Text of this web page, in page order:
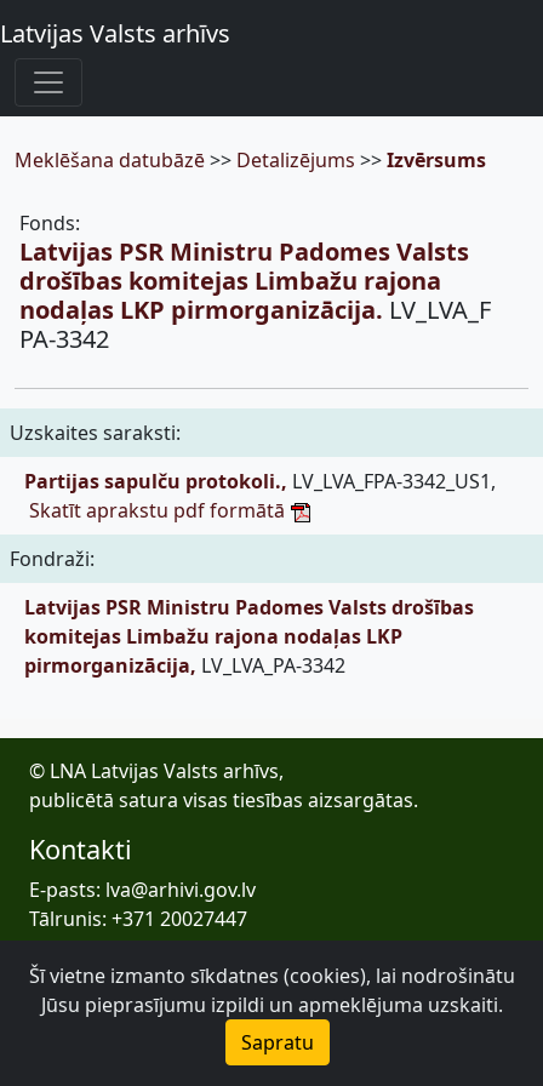
Latvijas Valsts arhīvs
Meklēšana datubāzē>> Detalizējums >>Izvērsums
Fonds:
Latvijas PSR Ministru Padomes Valsts
drošības komitejas Limbažu rajona
nodaļas LKP pirmorganizācija. LV_LVA_F
PA-3342
Uzskaites saraksti:
Partijas sapulču protokoli., LV_LVA_FPA-3342_US1,
Skatīt aprakstu pdf formātā
Fondraži:
Latvijas PSR Ministru Padomes Valsts drošības
komitejas Limbažu rajona nodaļas LKP
pirmorganizācija, LV_LVA_PA-3342
© LNA Latvijas Valsts arhīvs,
publicētā satura visas tiesības aizsargātas.
Kontakti
E-pasts: lva@arhivi.gov.lv
Tālrunis: +371 20027447
Bezdelīgu 1A, Rīga
Latvijas Valsts arhīvs
Šī vietne izmanto sīkdatnes (cookies), lai nodrošinātu
Jūsu pieprasījumu izpildi un apmeklējuma uzskaiti.
Sapratu